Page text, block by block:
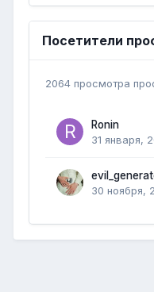
Посетители
2064 просмотра
Ronin
31 января,
30 ноября,